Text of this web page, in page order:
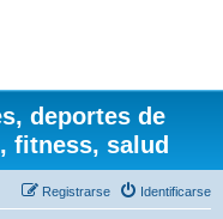
deportes de
fitness, salud
Identificarse
Registrarse